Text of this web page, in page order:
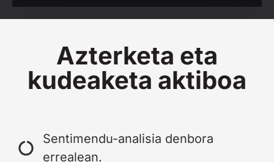
Azterketa eta
kudeaketa aktiboa
Sentimendu-analisia denbora
errealean.